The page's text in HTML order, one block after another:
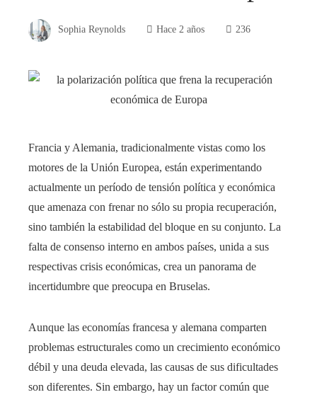
Sophia Reynolds Hace 2 años 236
Francia y Alemania, tradicionalmente vistas como los
motores de la Unión Europea, están experimentando
actualmente un período de tensión política y económica
que amenaza con frenar no sólo su propia recuperación,
sino también la estabilidad del bloque en su conjunto. La
falta de consenso interno en ambos países, unida a sus
respectivas crisis económicas, crea un panorama de
incertidumbre que preocupa en Bruselas.
Aunque las economías francesa y alemana comparten
problemas estructurales como un crecimiento económico
débil y una deuda elevada, las causas de sus dificultades
son diferentes. Sin embargo, hay un factor común que